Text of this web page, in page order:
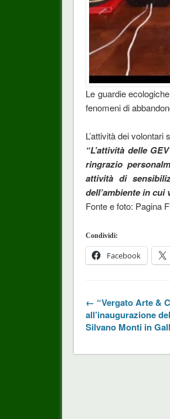
Le guardie
fenomeni di
L’attività dei
“L’attività delle
ringrazio
attività di
dell’ambiente in
Fonte e foto: Pagina
Condividi:
Facebook
← “Vergato Arte &
all’inaugurazione
Silvano Monti in